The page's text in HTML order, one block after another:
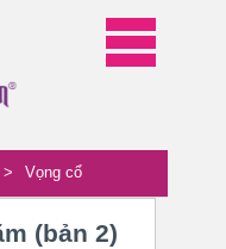
> Vọng cổ
(bản 2)